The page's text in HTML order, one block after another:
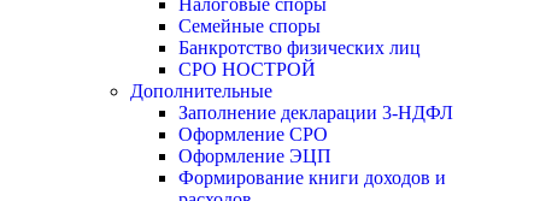
Налоговые споры
Семейные споры
Банкротство физических лиц
СРО НОСТРОЙ
Дополнительные
Заполнение декларации 3-НДФЛ
Оформление СРО
Оформление ЭЦП
Формирование книги доходов и